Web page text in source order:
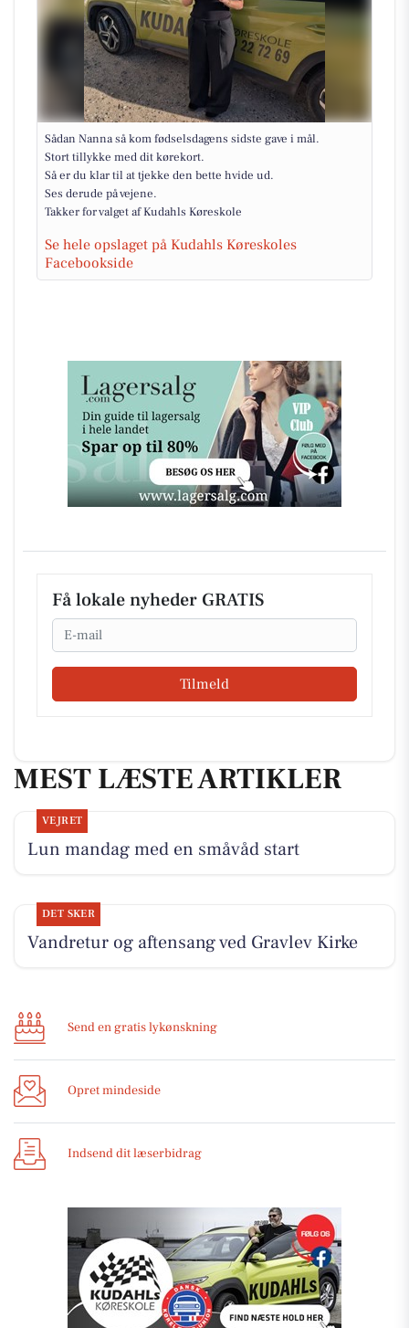
Sådan Nanna så kom fødselsdagens sidste gave i mål.
Stort tillykke med dit kørekort.
Så er du klar til at tjekke den bette hvide ud.
Ses derude på vejene.
Takker for valget af Kudahls Køreskole
Se hele opslaget på Kudahls Køreskoles
Facebookside
Få lokale nyheder GRATIS
Email
Tilmeld
MEST LÆSTE ARTIKLER
VEJRET
Lun mandag med en småvåd start
DET SKER
Vandretur og aftensang ved Gravlev Kirke
Send en gratis lykønskning
Opret mindeside
Indsend dit læserbidrag